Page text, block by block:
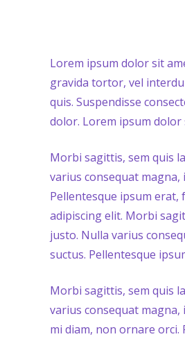
Lorem ipsum dolor sit
gravida tortor, vel
quis. Suspendisse
dolor. Lorem ipsum
Morbi sagittis, sem quis
varius consequat
Pellentesque ipsum erat,
adipiscing elit. Morbi
justo. Nulla varius
suctus. Pellentesque
Morbi sagittis, sem quis
varius consequat
mi diam, non ornare orci.